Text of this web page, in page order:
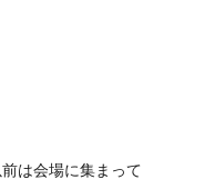
は会場に集まって